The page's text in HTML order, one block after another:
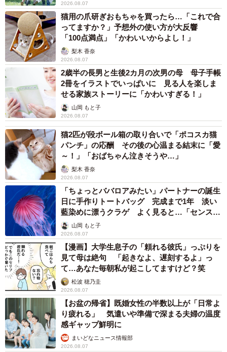
2026.08.07
猫用の爪研ぎおもちゃを買ったら…「これで合
ってますか？」予想外の使い方が大反響
「100点満点」「かわいいからよし！」
梨木 香奈
2026.08.07
2歳半の長男と生後2カ月の次男の母 母子手帳
2冊をイラストでいっぱいに 見る人を楽しま
せる家族ストーリーに「かわいすぎる！」
山岡 もと子
2026.08.07
猫2匹が段ボール箱の取り合いで「ポコスカ猫
パンチ」の応酬 その後の心温まる結末に「愛
～！」「おばちゃん泣きそうや…」
梨木 香奈
2026.08.07
「ちょっとババロアみたい」パートナーの誕生
日に手作りトートバッグ 完成まで1年 淡い
藍染めに漂うクラゲ よく見ると…「センスす
ごい」山岡 もと子
2026.08.07
【漫画】大学生息子の「頼れる彼氏」っぷりを
見て母は絶句 「起きなよ、遅刻するよ」っ
て…あなた毎朝私が起こしてますけど？笑
松波 穂乃圭
2026.08.07
【お盆の帰省】既婚女性の半数以上が「日常よ
り疲れる」 気遣いや準備で深まる夫婦の温度
感ギャップ鮮明に
まいどなニュース情報部
2026.08.07